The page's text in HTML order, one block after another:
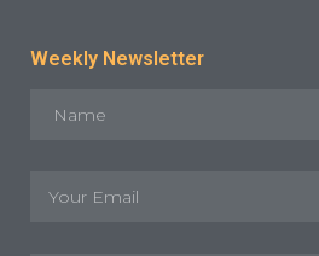
Weekly Newsletter